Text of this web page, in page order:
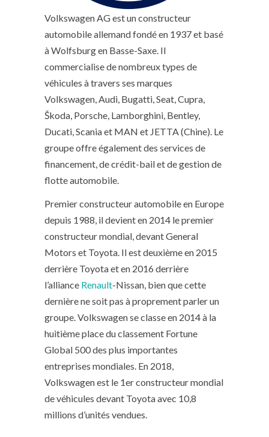
Volkswagen AG est un constructeur
automobile allemand fondé en 1937 et basé
à Wolfsburg en Basse-Saxe. Il
commercialise de nombreux types de
véhicules à travers ses marques
Volkswagen, Audi, Bugatti, Seat, Cupra,
Škoda, Porsche, Lamborghini, Bentley,
Ducati, Scania et MAN et JETTA (Chine). Le
groupe offre également des services de
financement, de crédit-bail et de gestion de
flotte automobile.
Premier constructeur automobile en Europe
depuis 1988, il devient en 2014 le premier
constructeur mondial, devant General
Motors et Toyota. Il est deuxième en 2015
derrière Toyota et en 2016 derrière
l’alliance Renault-Nissan, bien que cette
dernière ne soit pas à proprement parler un
groupe. Volkswagen se classe en 2014 à la
huitième place du classement Fortune
Global 500 des plus importantes
entreprises mondiales. En 2018,
Volkswagen est le 1er constructeur mondial
de véhicules devant Toyota avec 10,8
millions d’unités vendues.